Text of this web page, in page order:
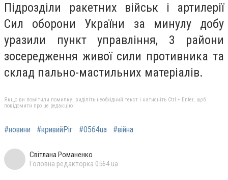
Підрозділи ракетних військ і артилерії
Сил оборони України за минулу добу
уразили пункт управління, 3 райони
зосередження живої сили противника та
склад пально-мастильних матеріалів.
Якщо ви помітили помилку, виділіть необхідний текст і натисніть Ctrl + Enter, щоб
повідомити про це редакцію
#новини #кривийРіг #0564ua #війна
Світлана Романенко
Головна редакторка 0564.ua